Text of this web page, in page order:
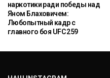
наркотики ради победы над
Яном Блаховичем:
Любопытный кадр с
главного боя UFC 259